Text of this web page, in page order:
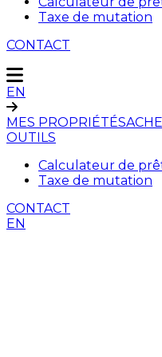
Taxe de mutation
CONTACT
EN
MES PROPRIÉTÉS
OUTILS
Calculateur de
Taxe de mutation
CONTACT
EN